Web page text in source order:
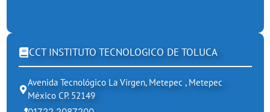
CCT INSTITUTO TECNOLOGICO DE TOLUCA
Avenida Tecnológico La Virgen, Metepec , Metepec
México CP. 52149